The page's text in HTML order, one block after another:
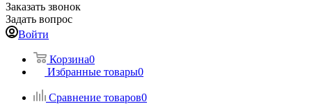
Заказать звонок
Задать вопрос
Войти
Корзина0
Избранные товары0
Сравнение товаров0